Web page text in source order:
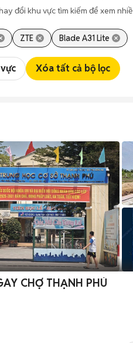
đổi khu vực tìm kiếm để xem
ZTE Blade A31 Lite
Xóa tất cả bộ lọc
CHỢ THẠNH PHÚ